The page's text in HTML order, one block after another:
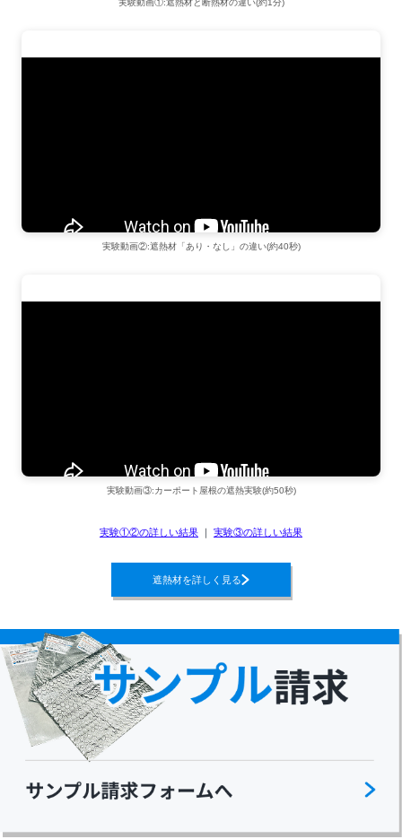
実験動画①:遮熱材と断熱材の違い(約1分)
実験動画②:遮熱材「あり・なし」の違い(約40秒)
実験動画③:カーポート屋根の遮熱実験(約50秒)
実験①②の詳しい結果 ｜ 実験③の詳しい結果
遮熱材を詳しく見る